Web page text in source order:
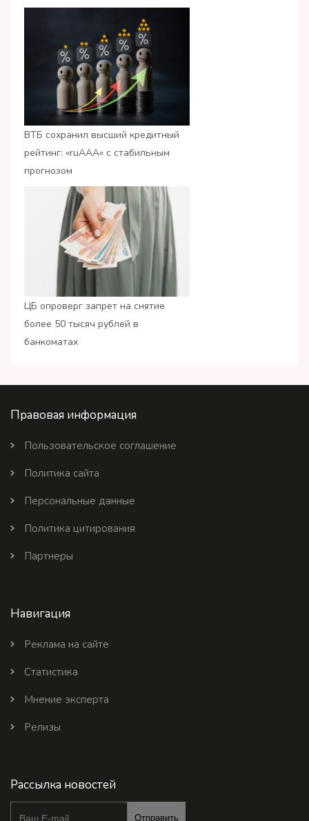
ВТБ сохранил высший кредитный
рейтинг: «ruАAA» с стабильным
прогнозом
ЦБ опроверг запрет на снятие
более 50 тысяч рублей в
банкоматах
Правовая информация
Пользовательское соглашение
Политика сайта
Персональные данные
Политика цитирования
Партнеры
Навигация
Реклама на сайте
Статистика
Мнение эксперта
Релизы
Рассылка новостей
Отправить